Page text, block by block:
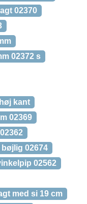
02370
02372 s
kant
02369
bøjlig 02674
02562
med si 19 cm